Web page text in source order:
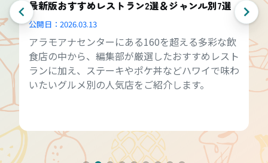
最新版おすすめレストラン2選＆ジャンル別7選
公開日： 2026.03.13
アラモアナセンターにある160を超える多彩な飲
食店の中から、編集部が厳選したおすすめレスト
ランに加え、ステーキやポケ丼などハワイで味わ
いたいグルメ別の人気店をご紹介します。